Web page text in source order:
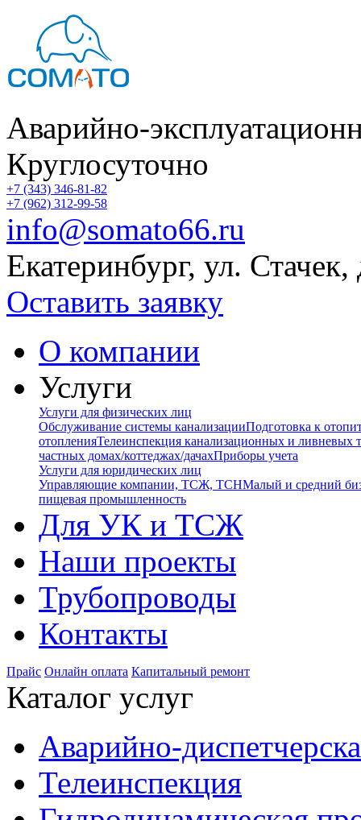
Аварийно-
Круглосуточно
+7 (343) 346-81-82
+7 (962) 312-99-58
info@somato66.ru
Екатеринбург, ул.
Оставить заявку
О компании
Услуги
Услуги для физических лиц
Обслуживание системы канализацииПодготовка к
отопленияТелеинспекция канализационных и ливневых
частных домах/коттеджах/дачахПриборы учета
Услуги для юридических лиц
Управляющие компании, ТСЖ, ТСНМалый и средний
пищевая промышленность
Для УК и ТСЖ
Наши проекты
Трубопроводы
Контакты
Прайс Онлайн оплата Капитальный ремонт
Каталог услуг
Аварийно-
Телеинспекция